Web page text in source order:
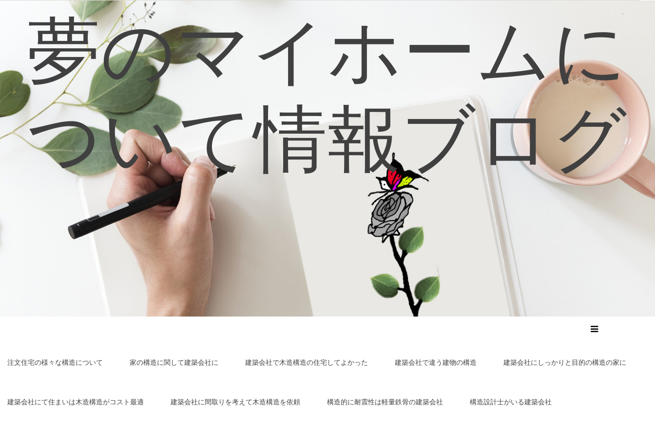
キ
プ
夢のマイホームに
ついて情報ブログ
注文住宅の様々な構造について 家の構造に関して建築会社に 建築会社で木造構造の住宅してよかった 建築会社で違う建物の構造 建築会社にしっかりと目的の構造の家に
建築会社にて住まいは木造構造がコスト最適 建築会社に間取りを考えて木造構造を依頼 構造的に耐震性は軽量鉄骨の建築会社 構造設計士がいる建築会社